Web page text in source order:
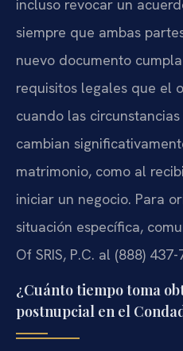
incluso revocar un
siempre que ambas
nuevo documento
requisitos legales que el
cuando las
cambian
matrimonio, como al
iniciar un negocio. Para
situación específica,
Of SRIS, P.C. al (888) 437-
¿Cuánto tiempo toma
postnupcial en el